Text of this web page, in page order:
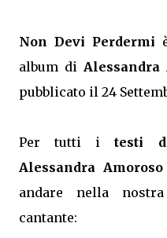
Non Devi Perdermi
album di Alessandra
pubblicato il 24
Per tutti itesti
Alessandra Amoroso
andare nella
cantante: